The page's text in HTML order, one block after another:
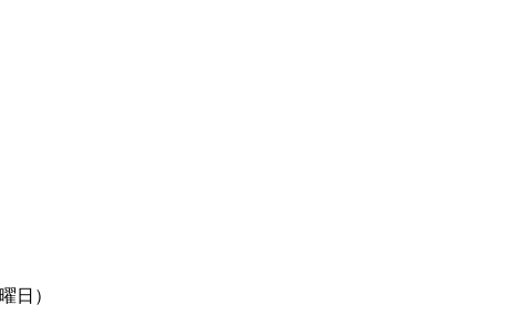
日）